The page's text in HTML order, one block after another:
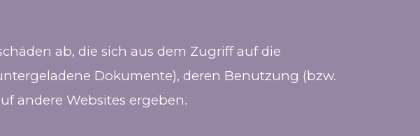
ab, die sich aus dem Zugriff auf die
Dokumente), deren Benutzung (bzw.
andere Websites ergeben.